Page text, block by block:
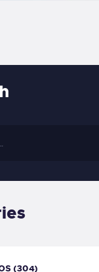
(304)